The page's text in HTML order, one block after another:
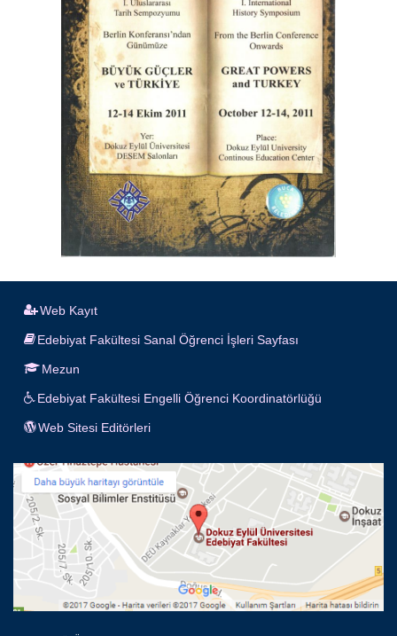
Web Kayıt
Edebiyat Fakültesi Sanal Öğrenci İşleri Sayfası
Mezun
Edebiyat Fakültesi Engelli Öğrenci Koordinatörlüğü
Web Sitesi Editörleri